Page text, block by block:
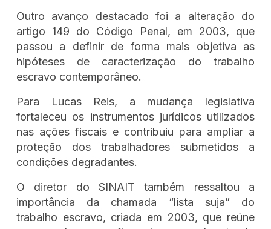
Outro avanço destacado foi a alteração do
artigo 149 do Código Penal, em 2003, que
passou a definir de forma mais objetiva as
hipóteses de caracterização do trabalho
escravo contemporâneo.
Para Lucas Reis, a mudança legislativa
fortaleceu os instrumentos jurídicos utilizados
nas ações fiscais e contribuiu para ampliar a
proteção dos trabalhadores submetidos a
condições degradantes.
O diretor do SINAIT também ressaltou a
importância da chamada “lista suja” do
trabalho escravo, criada em 2003, que reúne